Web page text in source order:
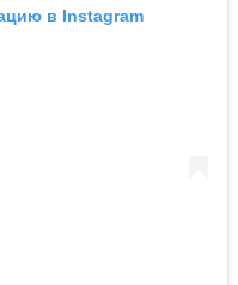
в Instagram